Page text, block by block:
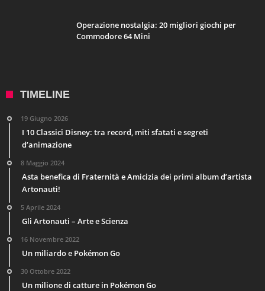
Operazione nostalgia: 20 migliori giochi per
Commodore 64 Mini
TIMELINE
19 Giugno 2026
I 10 Classici Disney: tra record, miti sfatati e segreti
d’animazione
8 Maggio 2024
Asta benefica di Fraternità e Amicizia dei primi album d’artista
Artonauti!
5 Aprile 2024
Gli Artonauti – Arte e Scienza
16 Novembre 2022
Un miliardo e Pokémon Go
30 Ottobre 2022
Un milione di catture in Pokémon Go